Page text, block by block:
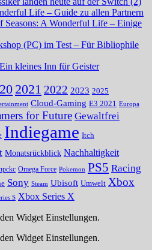
Life – Guide zu allen Partnern
Seasons: A Wonderful Life – Einige
(PC) im Test – Für Bibliophile
kleines Inn für Geister
2021 2022 2023 2025
Cloud-Gaming E3 2021 Europa
for Future Gewaltfrei
Indiegame Itch
Monatsrückblick Nachhaltigkeit
Omega Force Pokemon PS5 Racing
Sony Steam Ubisoft Umwelt Xbox
S Xbox Series X
Widget Einstellungen.
Widget Einstellungen.